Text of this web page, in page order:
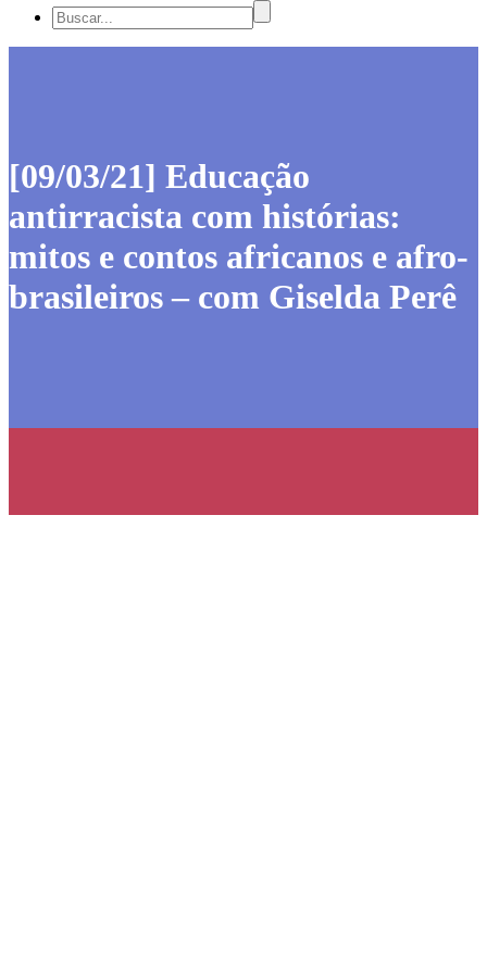
[09/03/21] Educação
antirracista com histórias:
mitos e contos africanos e afro-
brasileiros – com Giselda Perê